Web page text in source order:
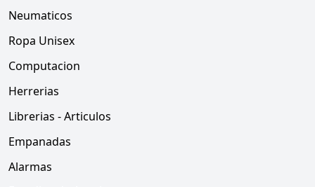
Neumaticos
Ropa Unisex
Computacion
Herrerias
Librerias - Articulos
Empanadas
Alarmas